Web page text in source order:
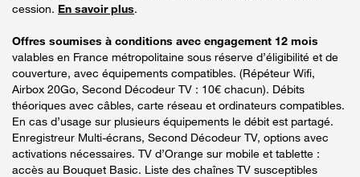
cession. En savoir plus.
Offres soumises à conditions avec engagement 12 mois
valables en France métropolitaine sous réserve d’éligibilité et de
couverture, avec équipements compatibles. (Répéteur Wifi,
Airbox 20Go, Second Décodeur TV : 10€ chacun). Débits
théoriques avec câbles, carte réseau et ordinateurs compatibles.
En cas d’usage sur plusieurs équipements le débit est partagé.
Enregistreur Multi-écrans, Second Décodeur TV, options avec
activations nécessaires. TV d’Orange sur mobile et tablette :
accès au Bouquet Basic. Liste des chaînes TV susceptibles